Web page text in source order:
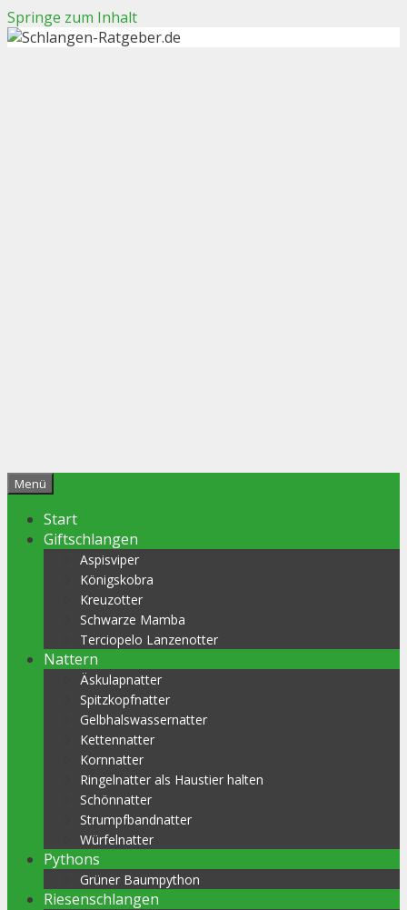
Springe zum Inhalt
Menü
Start
Giftschlangen
Aspisviper
Königskobra
Kreuzotter
Schwarze Mamba
Terciopelo Lanzenotter
Nattern
Äskulapnatter
Spitzkopfnatter
Gelbhalswassernatter
Kettennatter
Kornnatter
Ringelnatter als Haustier halten
Schönnatter
Strumpfbandnatter
Würfelnatter
Pythons
Grüner Baumpython
Riesenschlangen